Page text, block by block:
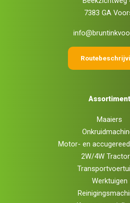
7383 GA
Assortiment
Maaiers
Motor- en
2W/4W
Werktuigen